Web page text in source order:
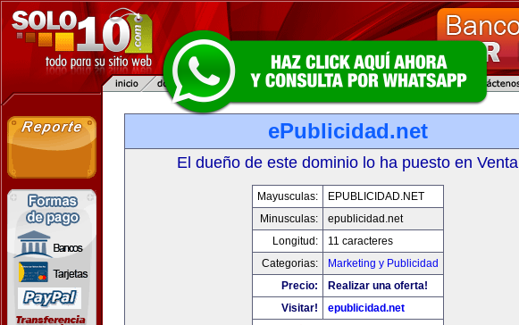
ePublicidad.net
El dueño de este dominio lo ha puesto en Venta
Mayusculas:
EPUBLICIDAD.NET
Minusculas:
epublicidad.net
Longitud:
11 caracteres
Categorias:
Marketing y Publicidad
Precio:
Realizar una oferta!
Visitar!
epublicidad.net